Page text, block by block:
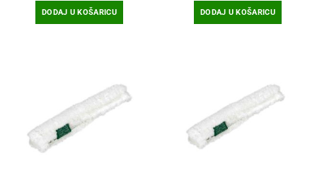
DODAJ U KOŠARICU DODAJ U KOŠARICU